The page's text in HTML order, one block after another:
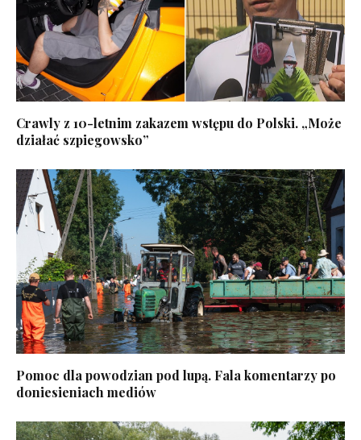
Crawly z 10-letnim zakazem wstępu do Polski. „Może
działać szpiegowsko”
Pomoc dla powodzian pod lupą. Fala komentarzy po
doniesieniach mediów